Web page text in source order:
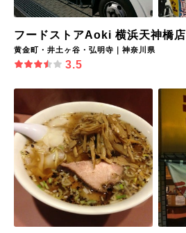
フードストアAoki 横浜天神橋店
黄金町・井土ヶ谷・弘明寺｜神奈川県
3.5